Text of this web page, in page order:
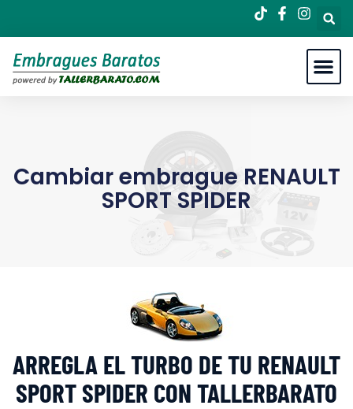
Cambiar embrague RENAULT
SPORT SPIDER
ARREGLA EL TURBO DE TU RENAULT
SPORT SPIDER CON TALLERBARATO